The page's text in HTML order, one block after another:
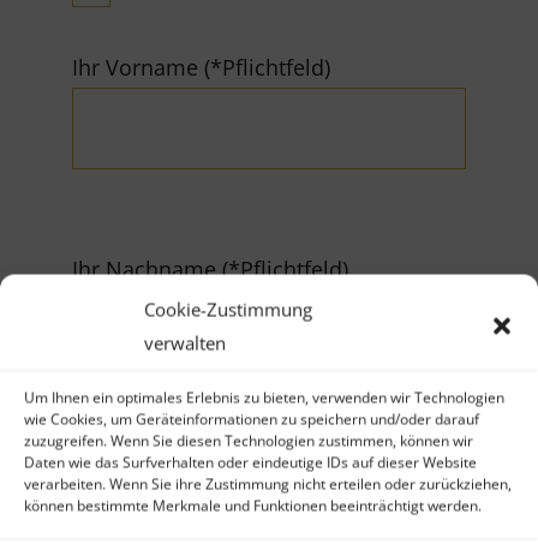
Cookie-Zustimmung
verwalten
Um Ihnen ein optimales Erlebnis zu bieten, verwenden wir Technologien
wie Cookies, um Geräteinformationen zu speichern und/oder darauf
zuzugreifen. Wenn Sie diesen Technologien zustimmen, können wir
Daten wie das Surfverhalten oder eindeutige IDs auf dieser Website
verarbeiten. Wenn Sie ihre Zustimmung nicht erteilen oder zurückziehen,
können bestimmte Merkmale und Funktionen beeinträchtigt werden.
Ihr Vorname (*Pflichtfeld)
Ihr Nachname (*Pflichtfeld)
Firma